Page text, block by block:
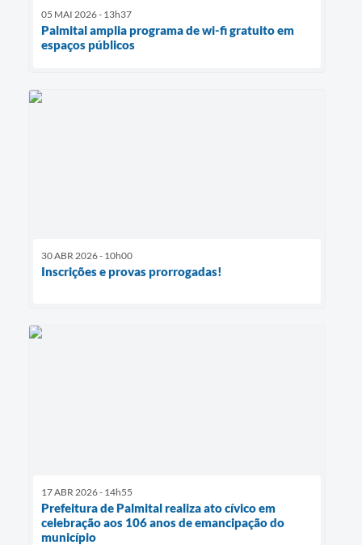
05 MAI 2026 - 13h37
Palmital amplia programa de wi-fi gratuito em
espaços públicos
30 ABR 2026 - 10h00
Inscrições e provas prorrogadas!
17 ABR 2026 - 14h55
Prefeitura de Palmital realiza ato cívico em
celebração aos 106 anos de emancipação do
município